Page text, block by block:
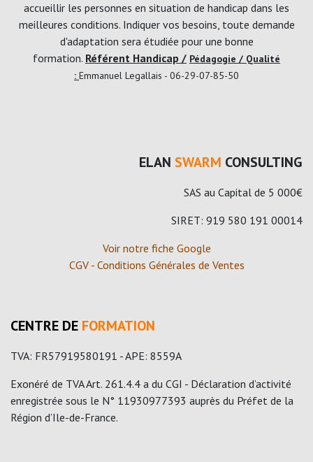
accueillir les personnes en situation de handicap dans les
meilleures conditions. Indiquer vos besoins, toute demande
d'adaptation sera étudiée pour une bonne
formation. Référent Handicap / Pédagogie / Qualité
: Emmanuel Legallais - 06-29-07-85-50
ELAN SWARM CONSULTING
SAS au Capital de 5 000€
SIRET: 919 580 191 00014
Voir notre fiche Google
CGV - Conditions Générales de Ventes
CENTRE DE FORMATION
TVA: FR57919580191 - APE: 8559A
Exonéré de TVA Art. 261.4.4 a du CGI - Déclaration d’activité
enregistrée sous le N° 11930977393 auprès du Préfet de la
Région d’Ile-de-France.